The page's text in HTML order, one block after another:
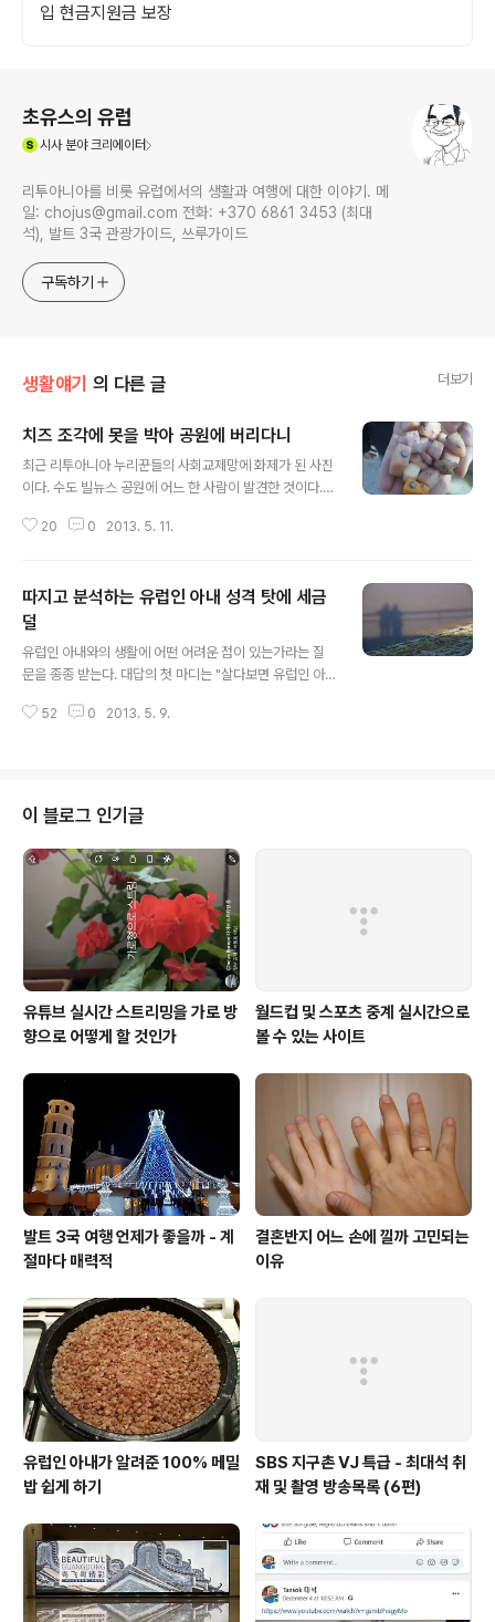
입 현금지원금 보장
초유스의 유럽
시사분야 크리에이터
리투아니아를 비롯 유럽에서의 생활과 여행에 대한 이야기. 메
일: chojus@gmail.com 전화: +370 6861 3453 (최대
석), 발트 3국 관광가이드, 쓰루가이드
구독하기
생활얘기 의 다른 글 더보기
치즈 조각에 못을 박아 공원에 버리다니
최근 리투아니아 누리꾼들의 사회교제망에 화제가 된 사진
이다. 수도 빌뉴스 공원에 어느 한 사람이 발견한 것이다.
나 유기견은 먹이를 앞에 놓아두고 길게 생각하지 않는다.
동물에 대한 깊은 미움이 있다하더라도 불특정 동물을 대
상으로 못을 박은 음식을 공원에 버리는 행위는 상식적으
로 이해하기가 어렵다. 리투아니아에는 이런 사람들도 있
는 한편 예쁘게 뜨게질한 새먹이통을 달아주는 사람들도
있다.
20 0 2013. 5. 11.
따지고 분석하는 유럽인 아내 성격 탓에 세금
덜
유럽인 아내와의 생활에 어떤 어려운 점이 있는가라는 질
문을 종종 받는다. 대답의 첫 마디는 "살다보면 유럽인 아
내와 사람인 남편이 살아간다."이다. * 아내와 함께 찍은 그
지고 분석적인 성격이 종종 마음에 들지 않을 때가 있다.
"왜 짜증내?" "ㄱㄴㄷㄹㅁㅂ......" "그건 이유라고 할 수 없
지. 진짜 이유를 말해 봐. " "ㅂㅁㄹㄷㄴㄱ......" "그것도 이
유가 안 되는데. 뭐 표면적인 이유는 그렇다 치고 그 뒤에
숨은 진짜 이유는 뭐야?" 이렇게 이어지는 따지기에 ..
52 0 2013. 5. 9.
이 블로그 인기글
유튜브 실시간 스트리밍을 가로 방
향으로 어떻게 할 것인가
월드컵 및 스포츠 중계 실시간으로
볼 수 있는 사이트
발트 3국 여행 언제가 좋을까 - 계
절마다 매력적
결혼반지 어느 손에 낄까 고민되는
이유
유럽인 아내가 알려준 100% 메밀
밥 쉽게 하기
SBS 지구촌 VJ 특급 - 최대석 취
재 및 촬영 방송목록 (6편)